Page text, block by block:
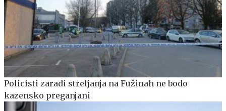
Policisti zaradi streljanja na Fužinah ne bodo
kazensko preganjani